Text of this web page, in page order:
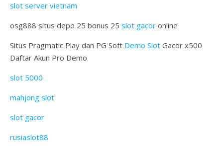
slot server vietnam
osg888 situs depo 25 bonus 25 slot gacor online
Situs Pragmatic Play dan PG Soft Demo Slot Gacor x500
Daftar Akun Pro Demo
slot 5000
mahjong slot
slot gacor
rusiaslot88